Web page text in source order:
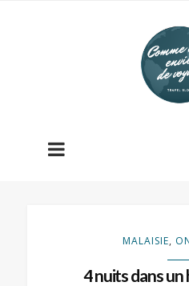
MALAISIE,
4 nuits dans